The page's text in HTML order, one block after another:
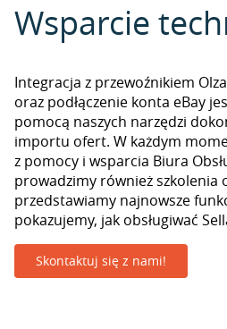
Wsparcie
Integracja z przewoźnikiem
oraz podłączenie konta eBay
pomocą naszych narzędzi
importu ofert. W każdym
z pomocy i wsparcia Biura
prowadzimy również szkolenia
przedstawiamy najnowsze
pokazujemy, jak obsługiwać
Skontaktuj się z nami!